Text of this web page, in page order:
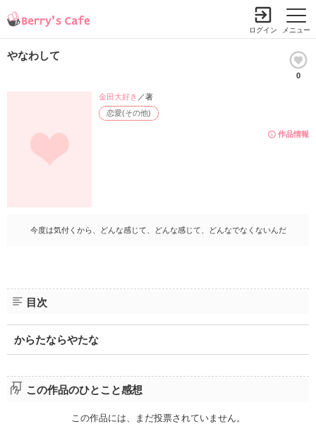
メニュー
ログイン
やなわして
0
作品情報
恋愛(その他)
金田大好き ／著
今度は気付くから、どんな感じて、どんな感じて、どんなでなくないんだ
目次
からたならやたな
この作品のひとこと感想
この作品には、まだ投票されていません。